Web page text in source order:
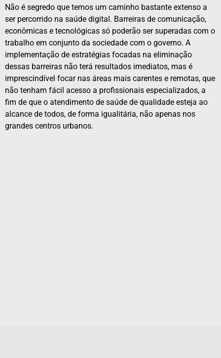
Não é segredo que temos um caminho bastante extenso a
ser percorrido na saúde digital. Barreiras de comunicação,
econômicas e tecnológicas só poderão ser superadas com o
trabalho em conjunto da sociedade com o governo. A
implementação de estratégias focadas na eliminação
dessas barreiras não terá resultados imediatos, mas é
imprescindível focar nas áreas mais carentes e remotas, que
não tenham fácil acesso a profissionais especializados, a
fim de que o atendimento de saúde de qualidade esteja ao
alcance de todos, de forma igualitária, não apenas nos
grandes centros urbanos.